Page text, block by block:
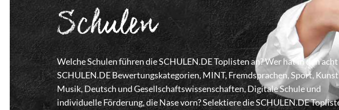
Schulen
Welche Schulen führen die SCHULEN.DE Toplisten an? Wer hat in den acht
SCHULEN.DE Bewertungskategorien, MINT, Fremdsprachen, Sport,
Musik, Deutsch und Gesellschaftswissenschaften, Digitale Schule und
individuelle Förderung, die Nase vorn? Selektiere die SCHULEN.DE